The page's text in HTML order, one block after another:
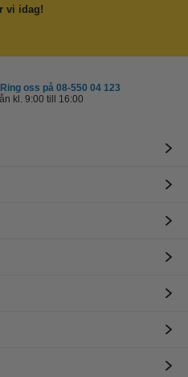
vi idag!
oss på 08-550 04 123
kl. 9:00 till 16:00